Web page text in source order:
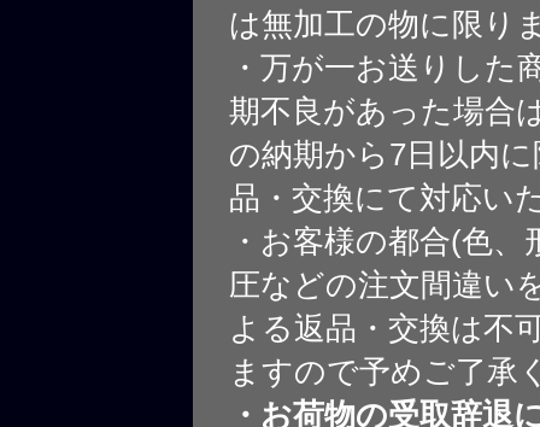
は無加工の物に限り
・万が一お送りした
期不良があった場合
の納期から7日以内
品・交換にて対応い
・お客様の都合(色、
圧などの注文間違い
よる返品・交換は不
ますので予めご了承
・お荷物の受取辞退